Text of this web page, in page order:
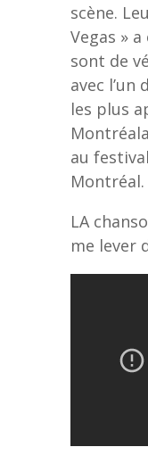
scène.
Vegas »
sont de
avec l’un
les plus
au
Montréal.
LA
me lever